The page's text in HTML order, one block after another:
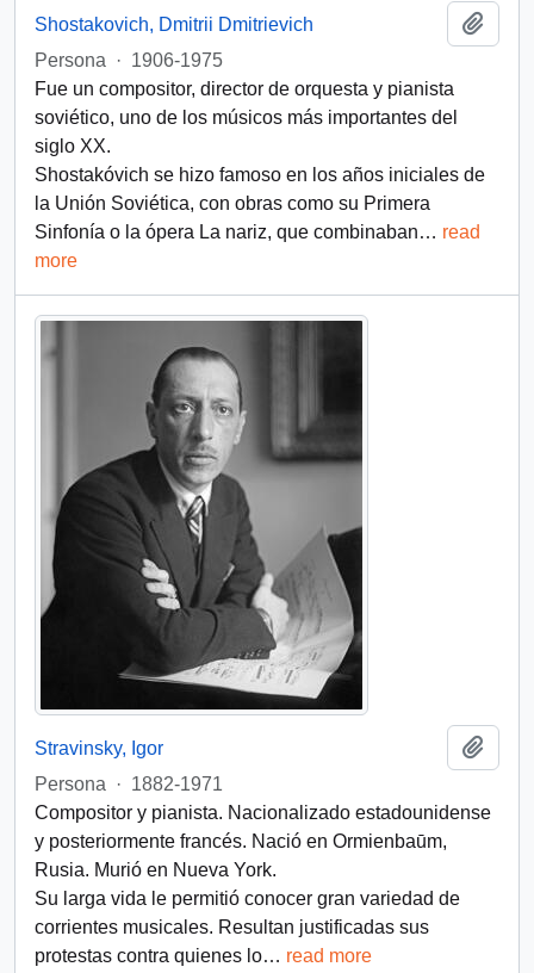
Shostakovich, Dmitrii Dmitrievich
Persona
· 1906-1975
Fue un compositor, director de orquesta y pianista
soviético, uno de los músicos más importantes del
siglo XX.
Shostakóvich se hizo famoso en los años iniciales de
la Unión Soviética, con obras como su Primera
Sinfonía o la ópera La nariz, que combinaban… read
more
Stravinsky, Igor
Persona
· 1882-1971
Compositor y pianista. Nacionalizado estadounidense
y posteriormente francés. Nació en Ormienbaūm,
Rusia. Murió en Nueva York.
Su larga vida le permitió conocer gran variedad de
corrientes musicales. Resultan justificadas sus
protestas contra quienes lo… read more